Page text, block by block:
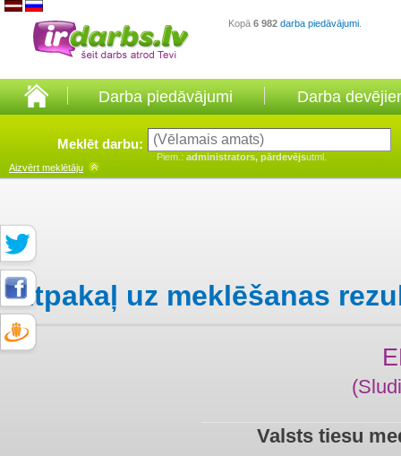
Kopā 6 982 darba piedāvājumi
Darba piedāvājumi Darba
Meklēt darbu:
Piem.: administrators, pārdevējsutml.
Aizvērt meklētāju
Atpakaļ uz meklēšanas
Valsts tiesu